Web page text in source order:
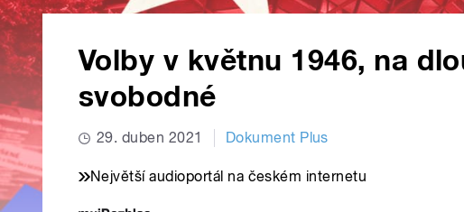
Volby v květnu 1946, na
svobodné
29. duben 2021 Dokument Plus
Největší audioportál na českém internetu